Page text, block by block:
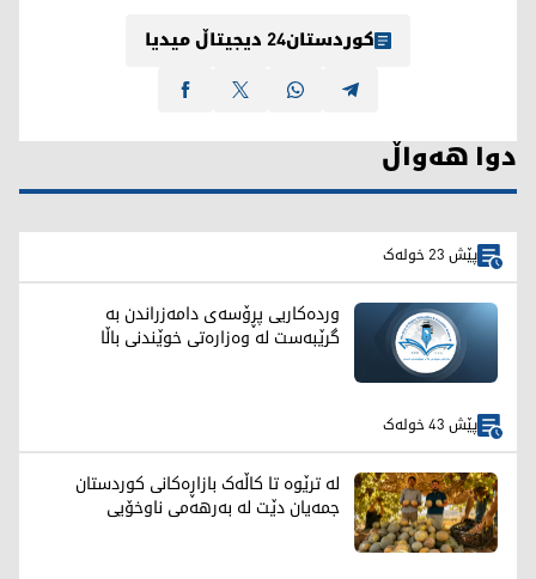
کوردستان24 دیجیتاڵ میدیا
دوا هەواڵ
پێش 23 خولەک
وردەکاریی پڕۆسەی دامەزراندن بە
گرێبەست لە وەزارەتی خوێندنی باڵا
پێش 43 خولەک
لە ترێوە تا کاڵەک بازاڕەکانی کوردستان
جمەیان دێت لە بەرهەمی ناوخۆیی